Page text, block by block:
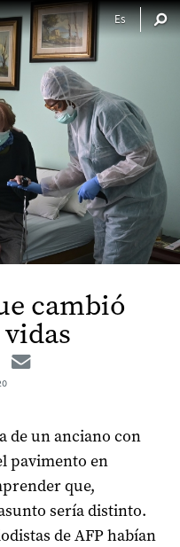
cambió
Twitter
de un anciano con
pavimento en
que,
sería distinto.
de AFP habían